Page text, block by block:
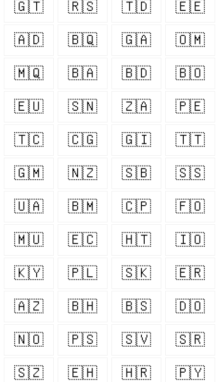
🇬🇹 🇷🇸 🇹🇩 🇪🇪
🇦🇩 🇧🇶 🇬🇦 🇴🇲
🇲🇶 🇧🇦 🇧🇩 🇧🇴
🇪🇺 🇸🇳 🇿🇦 🇵🇪
🇹🇨 🇨🇬 🇬🇮 🇹🇹
🇬🇲 🇳🇿 🇸🇧 🇸🇸
🇺🇦 🇧🇲 🇨🇵 🇫🇴
🇲🇺 🇪🇨 🇭🇹 🇮🇴
🇰🇾 🇵🇱 🇸🇰 🇪🇷
🇦🇿 🇧🇭 🇧🇸 🇩🇴
🇳🇴 🇵🇸 🇸🇻 🇸🇷
🇸🇿 🇪🇭 🇭🇷 🇵🇾